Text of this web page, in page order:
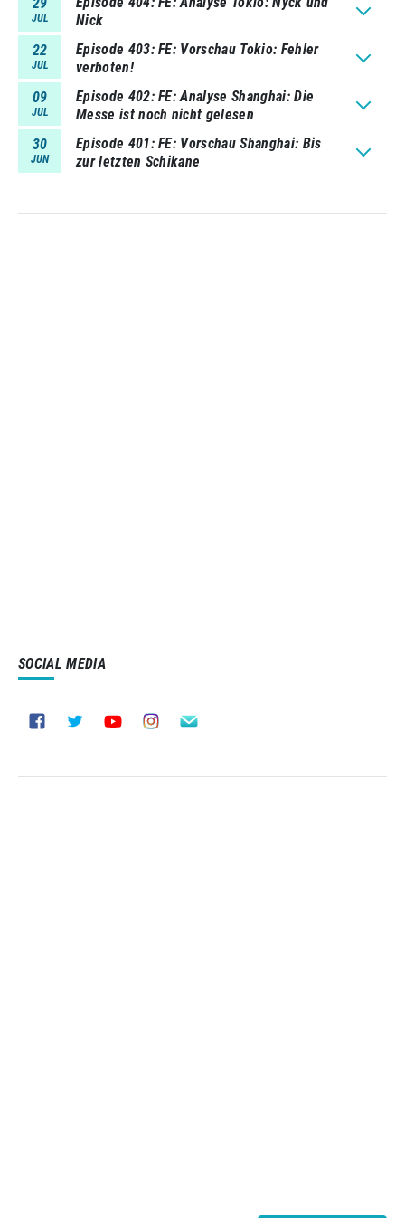
JUL
Nick
22
JUL
Episode 403 FE: Vorschau Tokio: Fehler
verboten!
09
JUL
Episode 402 FE: Analyse Shanghai: Die
Messe ist noch nicht gelesen
30
JUN
Episode 401 FE: Vorschau Shanghai: Bis
zur letzten Schikane
SOCIAL MEDIA